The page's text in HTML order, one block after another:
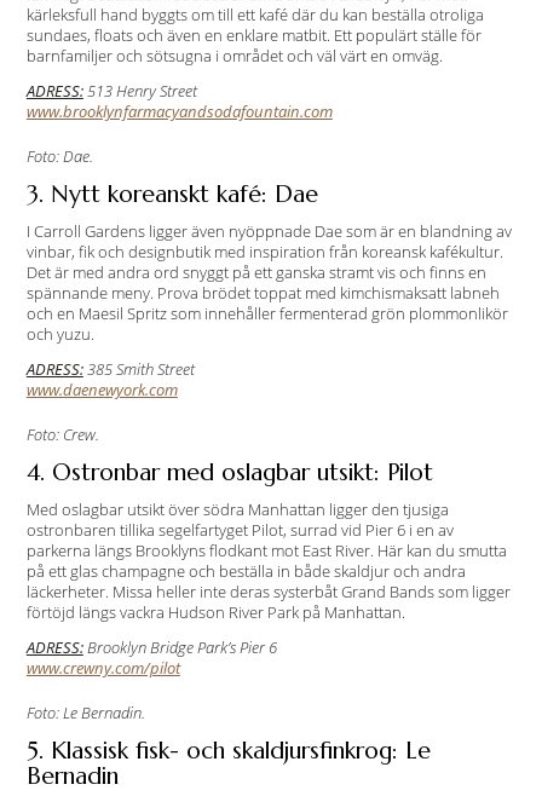
kärleksfull hand byggts om till ett kafé där du kan beställa otroliga
sundaes, floats och även en enklare matbit. Ett populärt ställe för
barnfamiljer och sötsugna i området och väl värt en omväg.
ADRESS:513 Henry Street
www.brooklynfarmacyandsodafountain.com
Foto: Dae.
3. Nytt koreanskt kafé: Dae
I Carroll Gardens ligger även nyöppnade Dae som är en blandning av
vinbar, fik och designbutik med inspiration från koreansk kafékultur.
Det är med andra ord snyggt på ett ganska stramt vis och finns en
spännande meny. Prova brödet toppat med kimchismaksatt labneh
och en Maesil Spritz som innehåller fermenterad grön plommonlikör
och yuzu.
ADRESS:385 Smith Street
www.daenewyork.com
Foto: Crew.
4. Ostronbar med oslagbar utsikt: Pilot
Med oslagbar utsikt över södra Manhattan ligger den tjusiga
ostronbaren tillika segelfartyget Pilot, surrad vid Pier 6 i en av
parkerna längs Brooklyns flodkant mot East River. Här kan du smutta
på ett glas champagne och beställa in både skaldjur och andra
läckerheter. Missa heller inte deras systerbåt Grand Bands som ligger
förtöjd längs vackra Hudson River Park på Manhattan.
ADRESS:Brooklyn Bridge Park’s Pier 6
www.crewny.com/pilot
Foto: Le Bernadin.
5. Klassisk fisk- och skaldjursfinkrog: Le
Bernadin